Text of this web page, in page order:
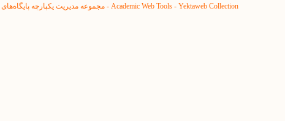
Academic Web Tools - Yektaweb Collection - مجموعه مدیریت یکپارچه پایگاه‌های اینترنتی